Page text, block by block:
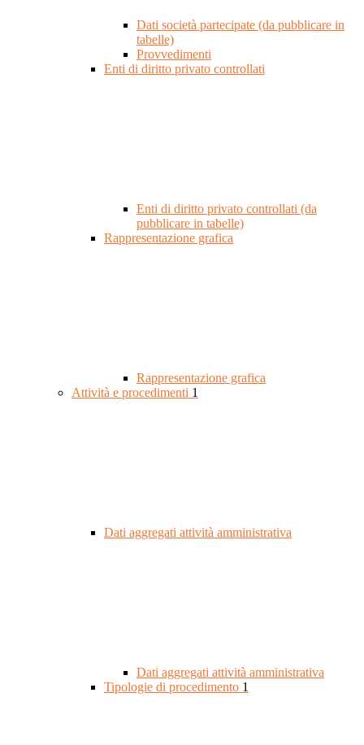
Dati società partecipate (da pubblicare in
tabelle)
Provvedimenti
Enti di diritto privato controllati
Enti di diritto privato controllati (da
pubblicare in tabelle)
Rappresentazione grafica
Rappresentazione grafica
Attività e procedimenti 1
Dati aggregati attività amministrativa
Dati aggregati attività amministrativa
Tipologie di procedimento 1